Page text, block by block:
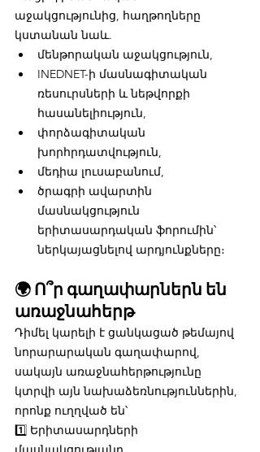
աջակցությունից, հաղթողները
կստանան նաև.
մենթորական աջակցություն,
INEDNET-ի մասնագիտական
ռեսուրսների և նեթվորքի
հասանելիություն,
փորձագիտական
խորհրդատվություն,
մեդիա լուսաբանում,
ծրագրի ավարտին
մասնակցություն
երիտասարդական ֆորումին՝
ներկայացնելով արդյունքները։
🌍 Ո՞ր գաղափարներն են
առաջնահերթ
Դիմել կարելի է ցանկացած թեմայով
նորարարական գաղափարով,
սակայն առաջնահերթությունը
կտրվի այն նախաձեռնություններին,
որոնք ուղղված են՝
1️⃣ Երիտասարդների